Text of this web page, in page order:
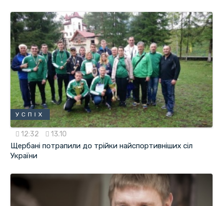
УСПІХ
12:32 13.10
Щербані потрапили до трійки найспортивніших сіл
України